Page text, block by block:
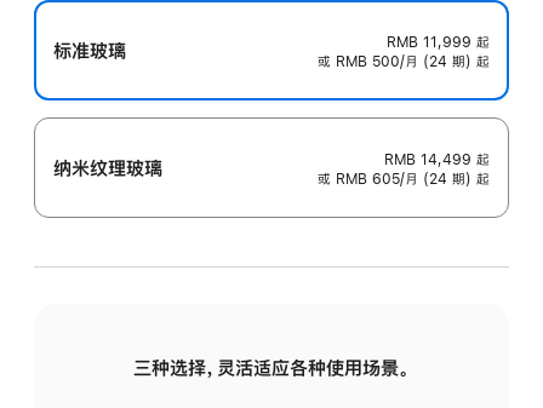
标准玻璃 RMB 11,999 起
或 RMB 500/月 (24 期) 起
纳米纹理玻璃 RMB 14,499 起
或 RMB 605/月 (24 期) 起
三种选择，灵活适应各种使用场景。